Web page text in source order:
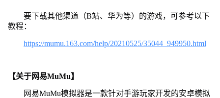
要下载其他渠道（B站、华为等）的游戏，可参考以下
教程：
https://mumu.163.com/help/20210525/35044_949950.html
【关于网易MuMu】
网易MuMu模拟器是一款针对手游玩家开发的安卓模拟